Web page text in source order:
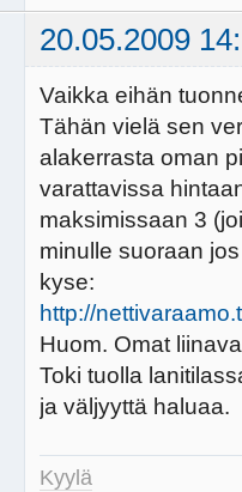
20.05.2009
Vaikka eihän
Tähän vielä sen
alakerrasta oman
varattavissa
maksimissaan 3
minulle suoraan
kyse:
http://
Huom. Omat
Toki tuolla
ja väljyyttä haluaa.
Kyylä